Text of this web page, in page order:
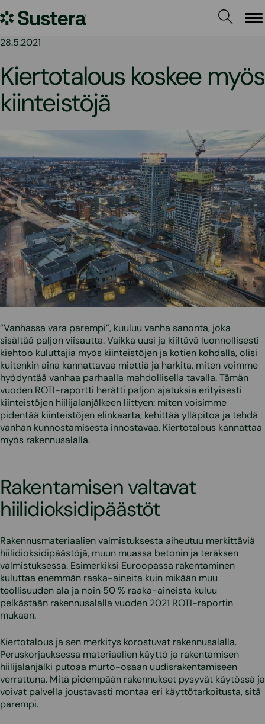
sisältöön
Sustera
28.5.2021
Kiertotalous koskee myös
kiinteistöjä
”Vanhassa vara parempi”, kuuluu vanha sanonta, joka
sisältää paljon viisautta. Vaikka uusi ja kiiltävä luonnollisesti
kiehtoo kuluttajia myös kiinteistöjen ja kotien kohdalla, olisi
kuitenkin aina kannattavaa miettiä ja harkita, miten voimme
hyödyntää vanhaa parhaalla mahdollisella tavalla. Tämän
vuoden ROTI-raportti herätti paljon ajatuksia erityisesti
kiinteistöjen hiilijalanjälkeen liittyen: miten voisimme
pidentää kiinteistöjen elinkaarta, kehittää ylläpitoa ja tehdä
vanhan kunnostamisesta innostavaa. Kiertotalous kannattaa
myös rakennusalalla.
Rakentamisen valtavat
hiilidioksidipäästöt
Rakennusmateriaalien valmistuksesta aiheutuu merkittäviä
hiilidioksidipäästöjä, muun muassa betonin ja teräksen
valmistuksessa. Esimerkiksi Euroopassa rakentaminen
kuluttaa enemmän raaka-aineita kuin mikään muu
teollisuuden ala ja noin 50 % raaka-aineista kuluu
pelkästään rakennusalalla vuoden 2021 ROTI-raportin
mukaan.
Kiertotalous ja sen merkitys korostuvat rakennusalalla.
Peruskorjauksessa materiaalien käyttö ja rakentamisen
hiilijalanjälki putoaa murto-osaan uudisrakentamiseen
verrattuna. Mitä pidempään rakennukset pysyvät käytössä ja
voivat palvella joustavasti montaa eri käyttötarkoitusta, sitä
parempi.